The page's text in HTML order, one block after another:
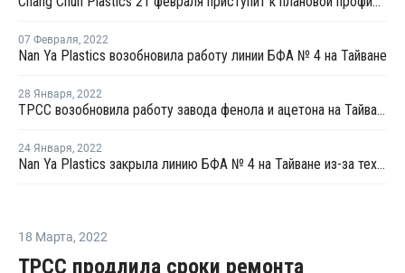
07 Февраля, 2022
Nan Ya Plastics возобновила работу линии БФА № 4 на Тайване
28 Января, 2022
TPCC возобновила работу завода фенола и ацетона на Тайване после профилактики
24 Января, 2022
Nan Ya Plastics закрыла линию БФА № 4 на Тайване из-за технических проблем
18 Марта, 2022
TPCC продлила сроки ремонта